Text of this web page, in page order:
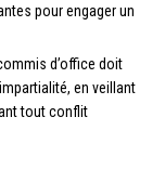
pour engager un
d’office doit
en veillant
tout conflit